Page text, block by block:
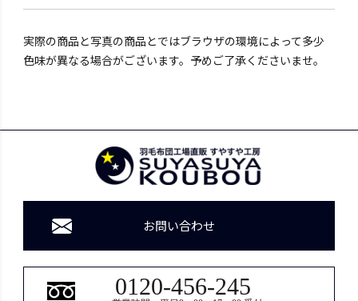
実際の商品と写真の商品とではブラウザの環境によって多少
色味が異なる場合がございます。予めご了承くださいませ。
お問い合わせ
0120-456-245